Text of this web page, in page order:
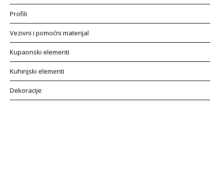
Profili
Vezivni i pomoćni materijal
Kupaonski elementi
Kuhinjski elementi
Dekoracije